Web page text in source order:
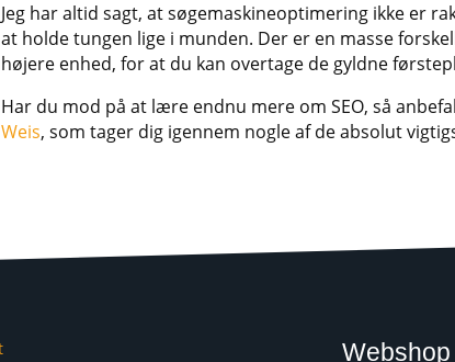
Jeg har altid sagt, at søgemaskineoptimering ikke er
at holde tungen lige i munden. Der er en masse
højere enhed, for at du kan overtage de gyldne
Har du mod på at lære endnu mere om SEO, så
Weis, som tager dig igennem nogle af de absolut